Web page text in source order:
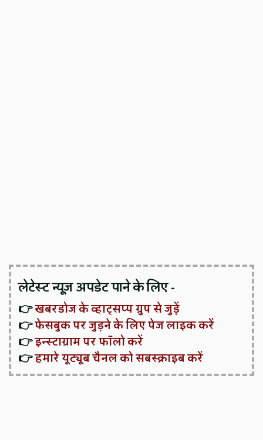
लेटेस्ट न्यूज़ अपडेट पाने के लिए -
👉खबरडोज के व्हाट्सप्प ग्रुप से जुड़ें
👉फेसबुक पर जुड़ने के लिए पेज लाइक करें
👉इन्स्टाग्राम पर फॉलो करें
👉हमारे यूट्यूब चैनल को सबस्क्राइब करें